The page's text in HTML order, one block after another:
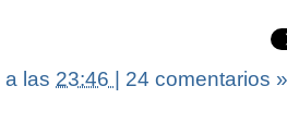
a las 23:46 | 24 comentarios »